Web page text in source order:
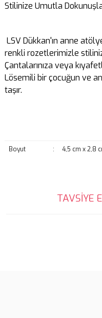
Stilinize Umutla
LSV Dükkan'ın anne
renkli rozetlerimizle
Çantalarınıza veya
Lösemili bir çocuğun ve
taşır.
Boyut : 4,5 cm x 2,8
Bu ürünün fiyat bilgisi, resim,
konularda yetersizTAVSİYE